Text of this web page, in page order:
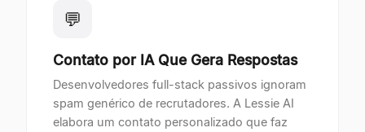
💬
Contato por IA Que Gera Respostas
Desenvolvedores full-stack passivos ignoram
spam genérico de recrutadores. A Lessie AI
elabora um contato personalizado que faz